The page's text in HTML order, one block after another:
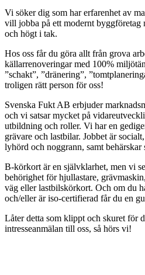
Vi söker dig som har erfarenhet av
vill jobba på ett modernt
och högt i tak.
Hos oss får du göra allt från grova
källarrenoveringar med 100%
”schakt”, ”dränering”,
troligen rätt person för oss!
Svenska Fukt AB erbjuder
och vi satsar mycket på
utbildning och roller. Vi har en
grävare och lastbilar. Jobbet är
lyhörd och noggrann, samt
B-körkort är en självklarhet, men vi
behörighet för hjullastare,
väg eller lastbilskörkort. Och om du
och/eller är iso-certifierad får du en
Låter detta som klippt och skuret för
intresseanmälan till oss, så hörs vi!